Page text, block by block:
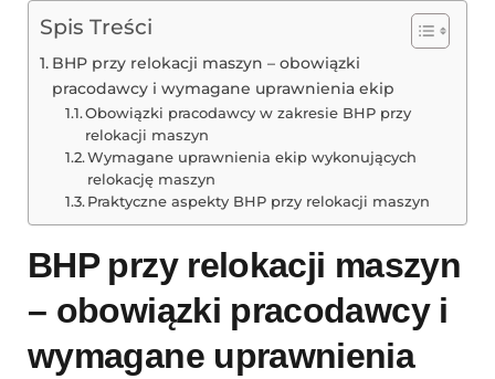
Spis Treści
BHP przy relokacji maszyn – obowiązki
pracodawcy i wymagane uprawnienia ekip
Obowiązki pracodawcy w zakresie BHP przy
relokacji maszyn
Wymagane uprawnienia ekip wykonujących
relokację maszyn
Praktyczne aspekty BHP przy relokacji maszyn
BHP przy relokacji maszyn
– obowiązki pracodawcy i
wymagane uprawnienia